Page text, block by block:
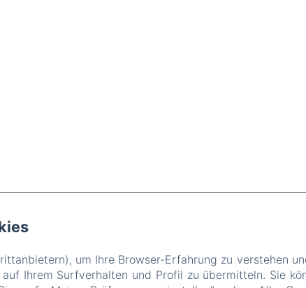
um Ihre Browser-Erfahrung zu verstehen
Ihrem Surfverhalten und Profil zu übermitteln. Sie